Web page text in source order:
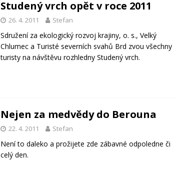
Studený vrch opět v roce 2011
26. 4. 2011 Stefan
Sdružení za ekologický rozvoj krajiny, o. s., Velký
Chlumec a Turisté severních svahů Brd zvou všechny
turisty na návštěvu rozhledny Studený vrch.
Nejen za medvědy do Berouna
22. 4. 2011 Stefan
Není to daleko a prožijete zde zábavné odpoledne či
celý den.